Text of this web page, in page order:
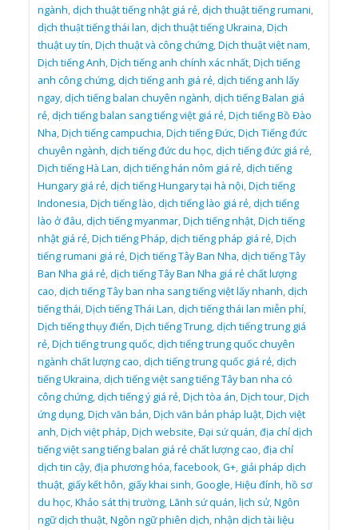
ngành,dịch thuật tiếng nhật giá rẻ,dịch thuật tiếng rumani,
dịch thuật tiếng thái lan,dịch thuật tiếng Ukraina,Dịch
thuật uy tín,Dịch thuật và công chứng,Dịch thuật việt nam,
Dịch tiếng Anh,Dịch tiếng anh chính xác nhất,Dịch tiếng
anh công chứng,dịch tiếng anh giá rẻ,dịch tiếng anh lấy
ngay,dịch tiếng balan chuyên ngành,dịch tiếng Balan giá
rẻ,dịch tiếng balan sang tiếng việt giá rẻ,Dịch tiếng Bồ Đào
Nha,Dịch tiếng campuchia,Dịch tiếng Đức,Dịch Tiếng đức
chuyên ngành,dịch tiếng đức du học,dịch tiếng đức giá rẻ,
Dịch tiếng Hà Lan,dịch tiếng hán nôm giá rẻ,dịch tiếng
Hungary giá rẻ,dịch tiếng Hungary tại hà nội,Dịch tiếng
Indonesia,Dịch tiếng lào,dịch tiếng lào giá rẻ,dịch tiếng
lào ở đâu,dịch tiếng myanmar,Dịch tiếng nhật,Dịch tiếng
nhật giá rẻ,Dịch tiếng Pháp,dịch tiếng pháp giá rẻ,Dịch
tiếng rumani giá rẻ,Dịch tiếng Tây Ban Nha,dịch tiếng Tây
Ban Nha giá rẻ,dịch tiếng Tây Ban Nha giá rẻ chất lượng
cao,dịch tiếng Tây ban nha sang tiếng việt lấy nhanh,dịch
tiếng thái,Dịch tiếng Thái Lan,dịch tiếng thái lan miễn phí,
Dịch tiếng thụy điển,Dịch tiếng Trung,dịch tiếng trung giá
rẻ,Dịch tiếng trung quốc,dịch tiếng trung quốc chuyên
ngành chất lượng cao,dịch tiếng trung quốc giá rẻ,dịch
tiếng Ukraina,dịch tiếng việt sang tiếng Tây ban nha có
công chứng,dịch tiếng ý giá rẻ,Dịch tòa án,Dịch tour,Dịch
ứng dụng,Dịch văn bản,Dịch văn bản pháp luật,Dịch việt
anh,Dịch việt pháp,Dịch website,Đại sứ quán,địa chỉ dịch
tiếng việt sang tiếng balan giá rẻ chất lượng cao,địa chỉ
dịch tin cậy,địa phương hóa,facebook,G+, giải pháp dịch
thuật, giấy kết hôn, giấy khai sinh,Google,Hiệu đính,hồ sơ
du học,Khảo sát thị trường,Lãnh sứ quán,lịch sử,Ngôn
ngữ dịch thuật,Ngôn ngữ phiên dịch,nhận dịch tài liệu